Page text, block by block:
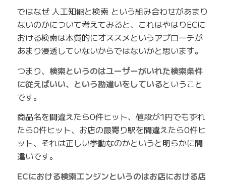
ではなぜ 人工知能と検索 という組み合わせがあまり
ないのかについて考えてみると、これはやはりECに
おける検索は本質的にオススメというアプローチが
あまり浸透していないからではないかと思います。
つまり、 検索というのはユーザーがいれた検索条件
に従えばいい、という勘違いをしているということ
です。
商品名を間違えたら0件ヒット、値段が1円でもずれ
たら0件ヒット、お店の最寄り駅を間違えたら0件ヒ
ット、それは正しい挙動なのかというと明らかに間
違いです。
ECにおける検索エンジンというのはお店における店